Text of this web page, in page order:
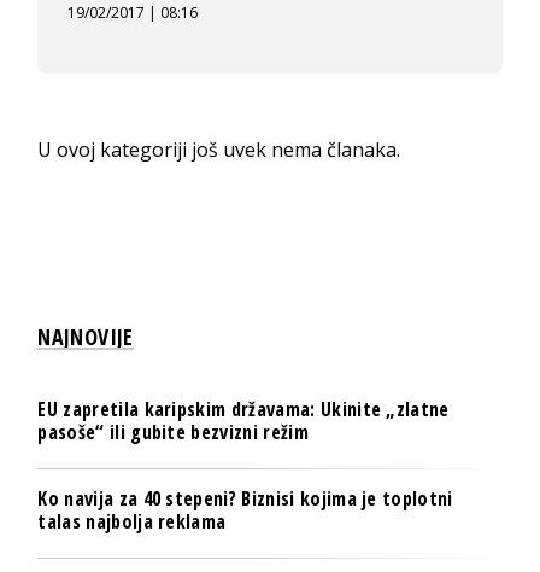
19/02/2017 | 08:16
U ovoj kategoriji još uvek nema članaka.
NAJNOVIJE
EU zapretila karipskim državama: Ukinite „zlatne
pasoše“ ili gubite bezvizni režim
Ko navija za 40 stepeni? Biznisi kojima je toplotni
talas najbolja reklama